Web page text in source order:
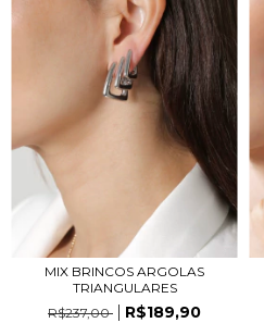
MIX BRINCOS ARGOLAS
TRIANGULARES
R$237,00
R$189,90